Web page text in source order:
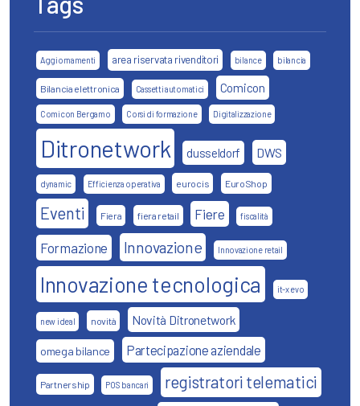
Aggiornamenti area riservata rivenditori bilance bilancia
Bilancia elettronica Cassetti automatici Comicon
Comicon Bergamo Corsi di formazione Digitalizzazione
Ditronetwork dusseldorf DWS
dynamic Efficienza operativa eurocis EuroShop
Eventi Fiera fiera retail Fiere fiscalità
Formazione Innovazione Innovazione retail
Innovazione tecnologica it-x evo
new ideal novità Novità Ditronetwork
omega bilance Partecipazione aziendale
Partnership POS bancari registratori telematici